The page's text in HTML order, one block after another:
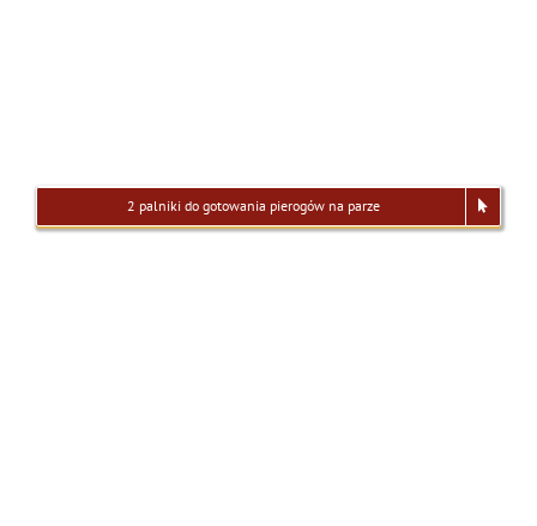
2 palniki do gotowania pierogów na parze